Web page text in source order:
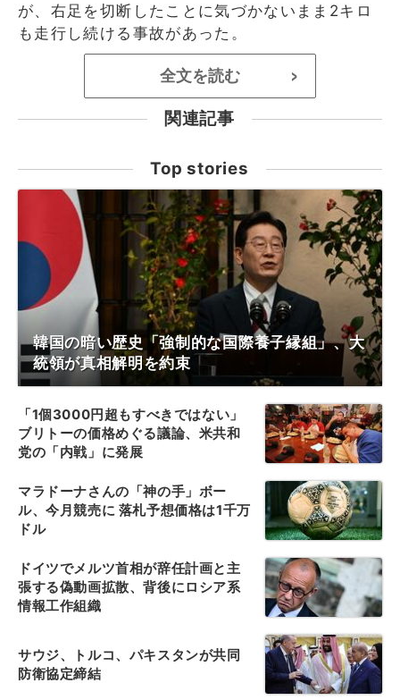
が、右足を切断したことに気づかないまま2キロ
も走行し続ける事故があった。
全文を読む >
関連記事
Top stories
韓国の暗い歴史「強制的な国際養子縁組」、大
統領が真相解明を約束
「1個3000円超もすべきではない」
ブリトーの価格めぐる議論、米共和
党の「内戦」に発展
マラドーナさんの「神の手」ボー
ル、今月競売に 落札予想価格は1千万
ドル
ドイツでメルツ首相が辞任計画と主
張する偽動画拡散、背後にロシア系
情報工作組織
サウジ、トルコ、パキスタンが共同
防衛協定締結